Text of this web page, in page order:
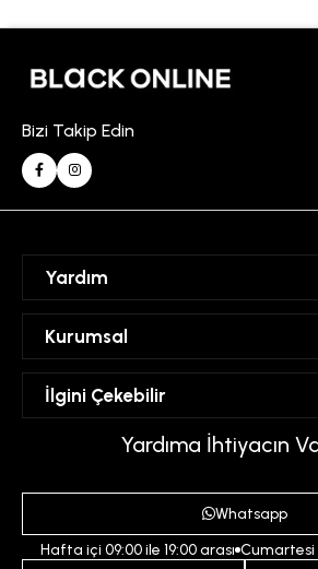
Bizi Takip Edin
Yardım
Hesabım
Favorilerim
Kurumsal
Mesafeli Satış Sözleşmesi
Üyelik Sözleşmesi
Gizlilik ve Güvenlik Politikası
Ödeme ve Teslimat Koşulları
İptal ve İade Koşulları
İlgini Çekebilir
İndirim
Yardıma İhtiyacın
Whatsapp
Hafta içi 09:00 ile 19:00 arası Cumartesi